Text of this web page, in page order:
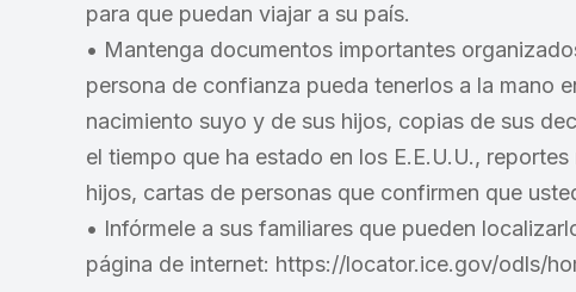
para que puedan viajar a su país.
• Mantenga documentos importantes
persona de confianza pueda tenerlos a la mano
nacimiento suyo y de sus hijos, copias de sus
el tiempo que ha estado en los E.E.U.U.,
hijos, cartas de personas que confirmen que
• Infórmele a sus familiares que pueden
página de internet: https://locator.ice.gov/odls/